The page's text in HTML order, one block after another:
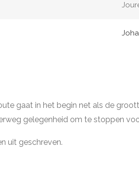
gaat in het begin net als de
gelegenheid om te stoppen
uit geschreven.